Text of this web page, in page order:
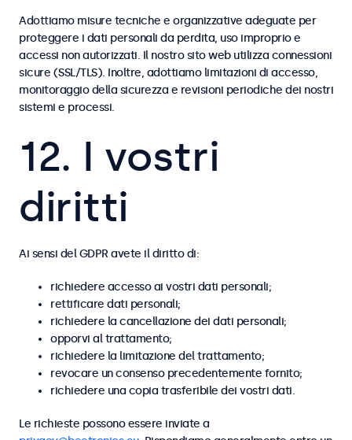
Adottiamo misure tecniche e organizzative adeguate per
proteggere i dati personali da perdita, uso improprio e
accessi non autorizzati. Il nostro sito web utilizza connessioni
sicure (SSL/TLS). Inoltre, adottiamo limitazioni di accesso,
monitoraggio della sicurezza e revisioni periodiche dei nostri
sistemi e processi.
12. I vostri
diritti
Ai sensi del GDPR avete il diritto di:
richiedere accesso ai vostri dati personali;
rettificare dati personali;
richiedere la cancellazione dei dati personali;
opporvi al trattamento;
richiedere la limitazione del trattamento;
revocare un consenso precedentemente fornito;
richiedere una copia trasferibile dei vostri dati.
Le richieste possono essere inviate a